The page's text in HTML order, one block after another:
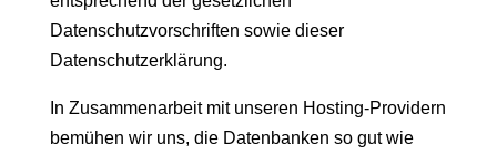
Datenschutzvorschriften sowie dieser
Datenschutzerklärung.
In Zusammenarbeit mit unseren Hosting-Providern
bemühen wir uns, die Datenbanken so gut wie